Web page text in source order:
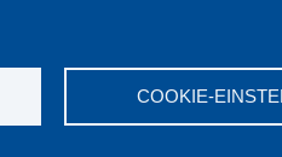
COOKIE-